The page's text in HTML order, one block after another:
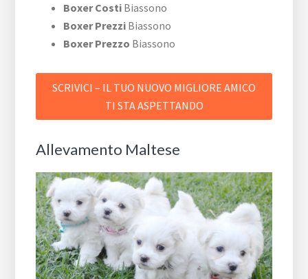
Boxer Costi Biassono
Boxer Prezzi Biassono
Boxer Prezzo Biassono
SCRIVICI – IL TUO NUOVO MIGLIORE AMICO
TI STA ASPETTANDO
Allevamento Maltese